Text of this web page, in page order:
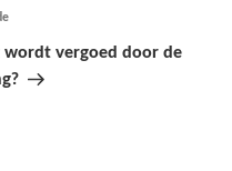
vergoed door de